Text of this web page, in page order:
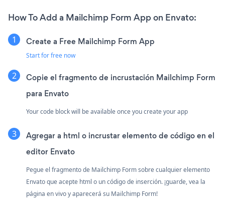
How To Add a Mailchimp Form App on Envato:
Create a Free Mailchimp Form App
Start for free now
Copie el fragmento de incrustación Mailchimp Form
para Envato
Your code block will be available once you create your app
Agregar a html o incrustar elemento de código en el
editor Envato
Pegue el fragmento de Mailchimp Form sobre cualquier elemento
Envato que acepte html o un código de inserción. ¡guarde, vea la
página en vivo y aparecerá su Mailchimp Form!